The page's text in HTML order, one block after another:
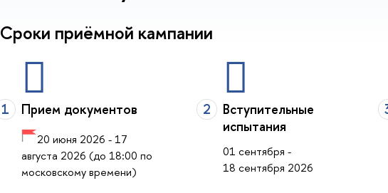
Сроки приёмной кампании
1 Прием документов
20 июня 2026 - 17
августа 2026 (до 18:00 по
московскому времени)
2
Вступительные
испытания
01 сентября -
18 сентября 2026